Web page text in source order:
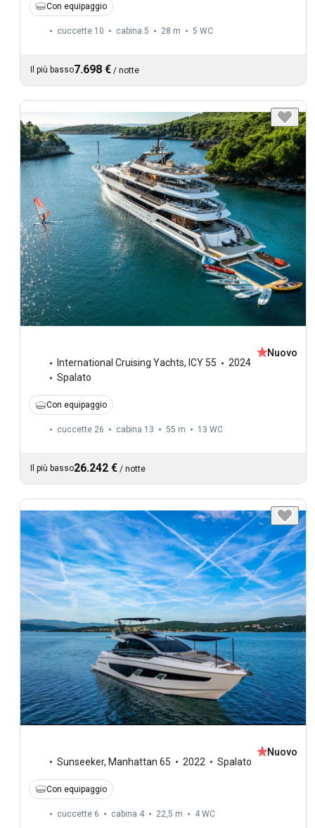
Con equipaggio
cuccette 10 cabina 5 28 m 5 WC
Il più basso7.698 € / notte
International Cruising Yachts, ICY 55
2024
Spalato
Nuovo
Con equipaggio
cuccette 26 cabina 13 55 m 13 WC
Il più basso26.242 € / notte
Sunseeker, Manhattan 65 2022 Spalato
Nuovo
Con equipaggio
cuccette 6 cabina 4 22,5 m 4 WC